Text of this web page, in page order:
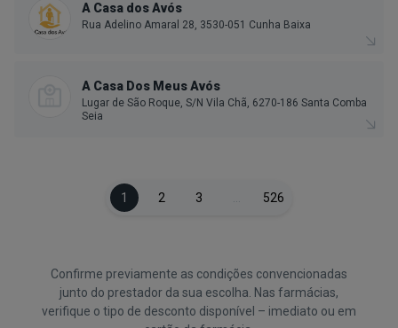
A Casa dos Avós
Rua Adelino Amaral 28, 3530-051 Cunha Baixa
A Casa Dos Meus Avós
Lugar de São Roque, S/N Vila Chã, 6270-186 Santa Comba
Seia
1 2 3 526
Confirme previamente as condições convencionadas
junto do prestador da sua escolha. Nas farmácias,
verifique o tipo de desconto disponível – imediato ou em